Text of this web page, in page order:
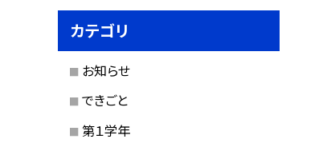
カテゴリ
お知らせ
できごと
第１学年